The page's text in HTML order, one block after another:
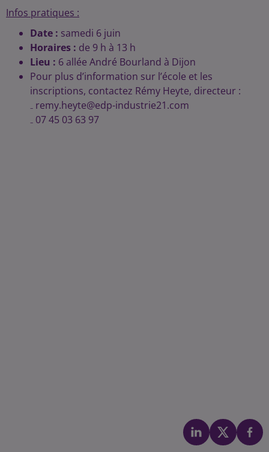
Infos pratiques :
Date : samedi 6 juin
Horaires : de 9 h à 13 h
Lieu : 6 allée André Bourland à Dijon
Pour plus d’information sur l’école et les
inscriptions, contactez Rémy Heyte, directeur :
₋ remy.heyte@edp-industrie21.com
₋ 07 45 03 63 97